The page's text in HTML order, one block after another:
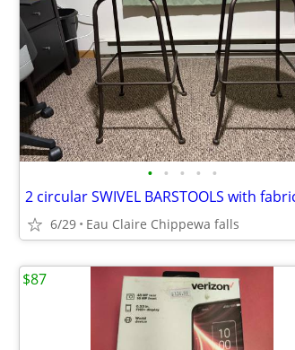
• • • • •
6/29 Eau Claire Chippewa falls
$87